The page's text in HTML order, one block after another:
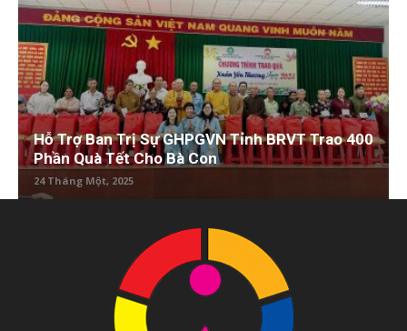
Hỗ Trợ Ban Trị Sự GHPGVN Tỉnh BRVT Trao 400
Phần Quà Tết Cho Bà Con
24 Tháng Một, 2025